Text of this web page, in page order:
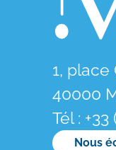
1, place
40000
Tél :
Nous